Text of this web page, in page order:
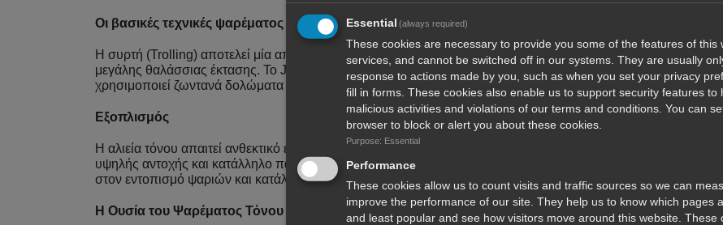
Οι βασικές τεχνικές ψαρέματος
Η συρτή (Trolling) αποτελεί μία από τις πιο διαδεδομένες τεχνικές, καθώς επιτρέπει την κάλυψη
μεγάλης θαλάσσιας έκτασης. Το Jigging εφαρμόζεται κυρίως σε βαθιά νερά, ενώ το Live Bait Fishing
χρησιμοποιεί ζωντανά δολώματα για πιο φυσική προσέγγιση των ψαριών.
Εξοπλισμός
Η αλιεία τόνου απαιτεί ανθεκτικό εξοπλισμό, όπως καλάμι βαρέως τύπου, ισχυρό μηχανισμό, νήμα
υψηλής αντοχής και κατάλληλο παράμαλλο. Εργαλεία όπως GPS και βυθόμετρο βοηθούν σημαντικά
στον εντοπισμό ψαριών και κατάλληλων σημείων.
Η Ουσία του Ψαρέματος Τόνου
Essential (always required)
These cookies are necessary to provide you some of the features of this
services, and cannot be switched off in our systems. They are usually
response to actions made by you, such as when you set your privacy
fill in forms. These cookies also enable us to support security features to
malicious activities and violations of our terms and conditions. You can
browser to block or alert you about these cookies.
Purpose: Essential
Performance
These cookies allow us to count visits and traffic sources so we can
improve the performance of our site. They help us to know which pages
and least popular and see how visitors move around this website. These